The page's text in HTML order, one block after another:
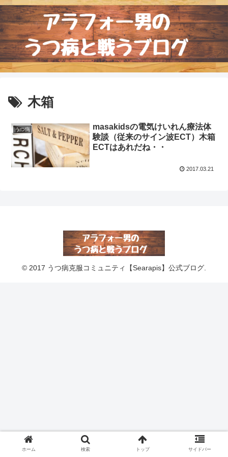
木箱
うつ病
masakidsの電気けいれん療法体
験談（従来のサイン波ECT）木箱
ECTはあれだね・・
2017.03.21
© 2017 うつ病克服コミュニティ【Searapis】公式ブログ.
ホーム 検索 トップ サイドバー